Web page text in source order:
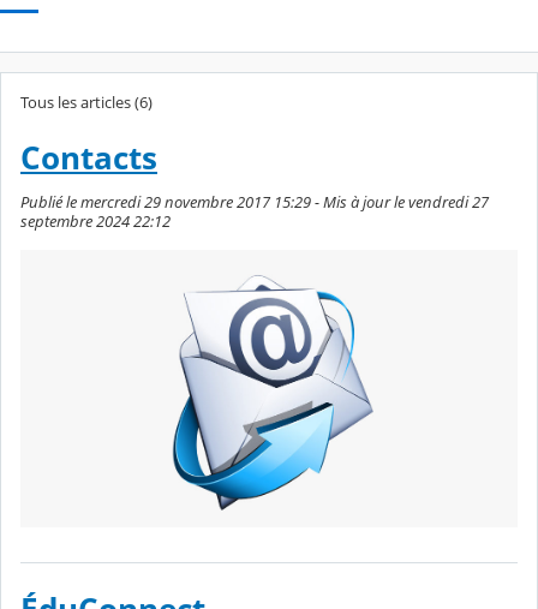
Tous les articles (6)
Contacts
Publié le mercredi 29 novembre 2017 15:29 - Mis à jour le vendredi 27
septembre 2024 22:12